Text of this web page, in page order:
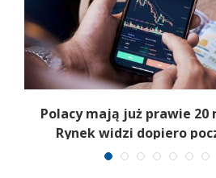
Polacy mają już prawie 20
Rynek widzi dopiero